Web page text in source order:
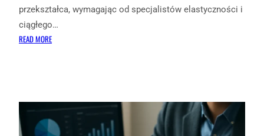
przekształca, wymagając od specjalistów elastyczności i
ciągłego…
READ MORE:
ASYSTENTÓW
GŁOSOWYCH
(SIRI,